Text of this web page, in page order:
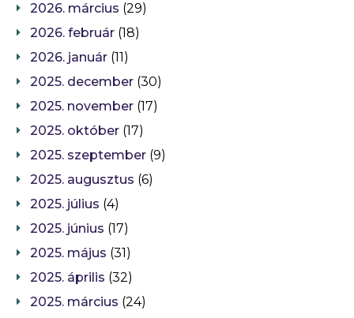
2026. március (29)
2026. február (18)
2026. január (11)
2025. december (30)
2025. november (17)
2025. október (17)
2025. szeptember (9)
2025. augusztus (6)
2025. július (4)
2025. június (17)
2025. május (31)
2025. április (32)
2025. március (24)